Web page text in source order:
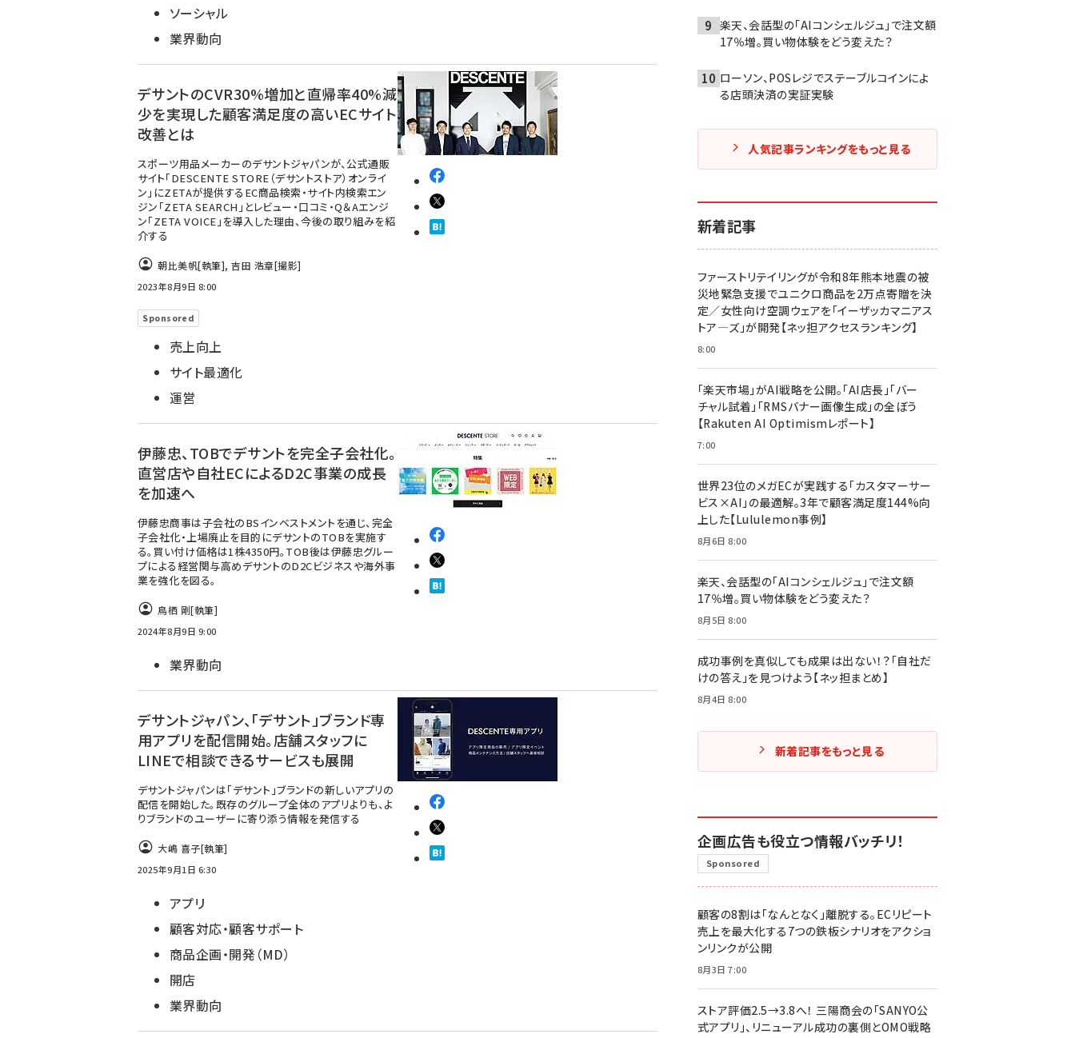
ソーシャル
業界動向
デサントのCVR30%増加と直帰率40%減
少を実現した顧客満足度の高いECサイト
改善とは
スポーツ用品メーカーのデサントジャパンが、公式通販
サイト「DESCENTE STORE（デサントストア）オンライ
ン」にZETAが提供するEC商品検索・サイト内検索エン
ジン「ZETA SEARCH」とレビュー・口コミ・Q＆Aエンジ
ン「ZETA VOICE」を導入した理由、今後の取り組みを紹
介する
朝比美帆[執筆],吉田 浩章[撮影]
2023年8月9日 8:00
Sponsored
売上向上
サイト最適化
運営
伊藤忠、TOBでデサントを完全子会社化。
直営店や自社ECによるD2C事業の成長
を加速へ
伊藤忠商事は子会社のBSインベストメントを通じ、完全
子会社化・上場廃止を目的にデサントのTOBを実施す
る。買い付け価格は1株4350円。TOB後は伊藤忠グルー
プによる経営関与高めデサントのD2Cビジネスや海外事
業を強化を図る。
鳥栖 剛[執筆]
2024年8月9日 9:00
業界動向
デサントジャパン、「デサント」ブランド専
用アプリを配信開始。店舗スタッフに
LINEで相談できるサービスも展開
デサントジャパンは「デサント」ブランドの新しいアプリの
配信を開始した。既存のグループ全体のアプリよりも、よ
りブランドのユーザーに寄り添う情報を発信する
大嶋 喜子[執筆]
2025年9月1日 6:30
アプリ
顧客対応・顧客サポート
商品企画・開発（MD）
開店
業界動向
楽天、会話型の「AIコンシェルジュ」で注文額
17％増。買い物体験をどう変えた？
ローソン、POSレジでステーブルコインによ
る店頭決済の実証実験
人気記事ランキングをもっと見る
新着記事
ファーストリテイリングが令和8年熊本地震の被
災地緊急支援でユニクロ商品を2万点寄贈を決
定／女性向け空調ウェアを「イーザッカマニアス
トア―ズ」が開発【ネッ担アクセスランキング】
8:00
「楽天市場」がAI戦略を公開。「AI店長」「バー
チャル試着」「RMSバナー画像生成」の全ぼう
【Rakuten AI Optimismレポート】
7:00
世界23位のメガECが実践する「カスタマーサー
ビス×AI」の最適解。3年で顧客満足度144%向
上した【Lululemon事例】
8月6日 8:00
楽天、会話型の「AIコンシェルジュ」で注文額
17％増。買い物体験をどう変えた？
8月5日 8:00
成功事例を真似しても成果は出ない！？「自社だ
けの答え」を見つけよう【ネッ担まとめ】
8月4日 8:00
新着記事をもっと見る
企画広告も役立つ情報バッチリ！
Sponsored
顧客の8割は「なんとなく」離脱する。ECリピート
売上を最大化する7つの鉄板シナリオをアクショ
ンリンクが公開
8月3日 7:00
ストア評価2.5→3.8へ！ 三陽商会の「SANYO公
式アプリ」、リニューアル成功の裏側とOMO戦略